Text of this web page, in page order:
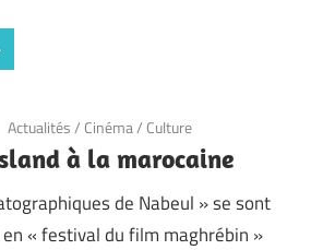
Actualités/ Cinéma/ Culture
à la marocaine
de Nabeul » se sont
« festival du film maghrébin »